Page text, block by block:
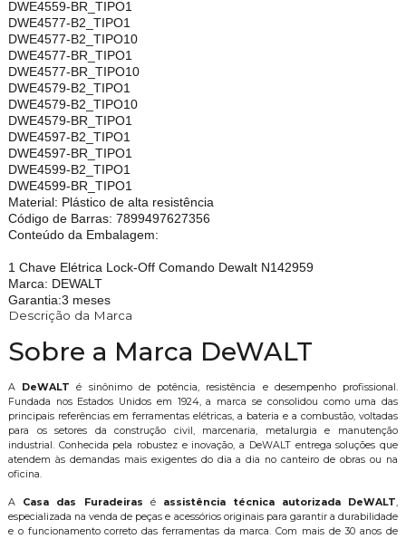
DWE4559-BR_TIPO1
DWE4577-B2_TIPO1
DWE4577-B2_TIPO10
DWE4577-BR_TIPO1
DWE4577-BR_TIPO10
DWE4579-B2_TIPO1
DWE4579-B2_TIPO10
DWE4579-BR_TIPO1
DWE4597-B2_TIPO1
DWE4597-BR_TIPO1
DWE4599-B2_TIPO1
DWE4599-BR_TIPO1
Material: Plástico de alta resistência
Código de Barras: 7899497627356
Conteúdo da Embalagem:
1 Chave Elétrica Lock-Off Comando Dewalt N142959
Marca: DEWALT
Garantia:3 meses
Descrição da Marca
Sobre a Marca DeWALT
A DeWALT é sinônimo de potência, resistência e desempenho profissional.
Fundada nos Estados Unidos em 1924, a marca se consolidou como uma das
principais referências em ferramentas elétricas, a bateria e a combustão, voltadas
para os setores da construção civil, marcenaria, metalurgia e manutenção
industrial. Conhecida pela robustez e inovação, a DeWALT entrega soluções que
atendem às demandas mais exigentes do dia a dia no canteiro de obras ou na
oficina.
A Casa das Furadeiras é assistência técnica autorizada DeWALT,
especializada na venda de peças e acessórios originais para garantir a durabilidade
e o funcionamento correto das ferramentas da marca. Com mais de 30 anos de